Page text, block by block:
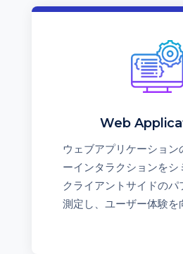
Web
ウェブアプリケーション
ーインタラクションをシ
クライアントサイドのパ
測定し、ユーザー体験を